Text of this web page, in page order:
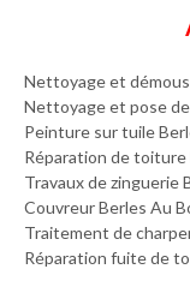
Nettoyage et
Nettoyage et pose
Peinture sur tuile
Réparation de toiture
Travaux de zinguerie
Couvreur Berles Au
Traitement de
Réparation fuite de